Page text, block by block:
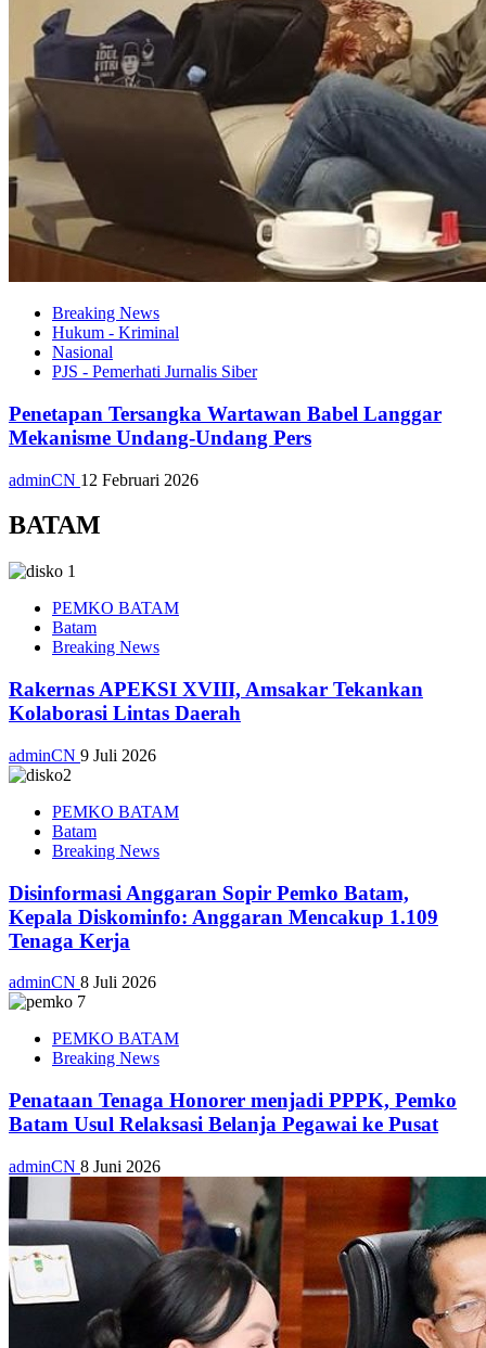
Breaking News
Hukum - Kriminal
Nasional
PJS - Pemerhati Jurnalis Siber
Penetapan Tersangka Wartawan Babel Langgar
Mekanisme Undang-Undang Pers
adminCN 12 Februari 2026
BATAM
PEMKO BATAM
Batam
Breaking News
Rakernas APEKSI XVIII, Amsakar Tekankan
Kolaborasi Lintas Daerah
adminCN 9 Juli 2026
PEMKO BATAM
Batam
Breaking News
Disinformasi Anggaran Sopir Pemko Batam,
Kepala Diskominfo: Anggaran Mencakup 1.109
Tenaga Kerja
adminCN 8 Juli 2026
PEMKO BATAM
Breaking News
Penataan Tenaga Honorer menjadi PPPK, Pemko
Batam Usul Relaksasi Belanja Pegawai ke Pusat
adminCN 8 Juni 2026